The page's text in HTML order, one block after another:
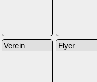
Verein Flyer